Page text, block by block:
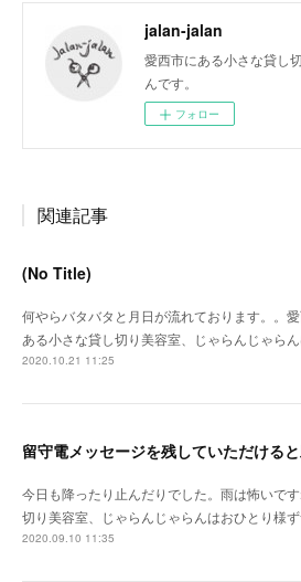
jalan-jalan
愛西市にある小さな貸し
んです。
フォロー
関連記事
(No Title)
何やらバタバタと月日が流れております。。
ある小さな貸し切り美容室、じゃらんじゃら
2020.10.21 11:25
留守電メッセージを残していただけると
今日も降ったり止んだりでした。雨は怖いで
切り美容室、じゃらんじゃらんはおひとり様
2020.09.10 11:35